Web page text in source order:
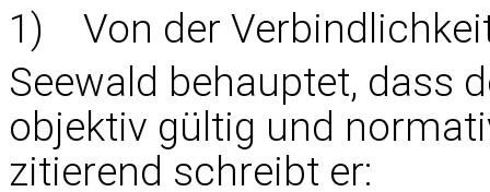
1) Von der
Seewald behauptet, dass
objektiv gültig und
zitierend schreibt er: